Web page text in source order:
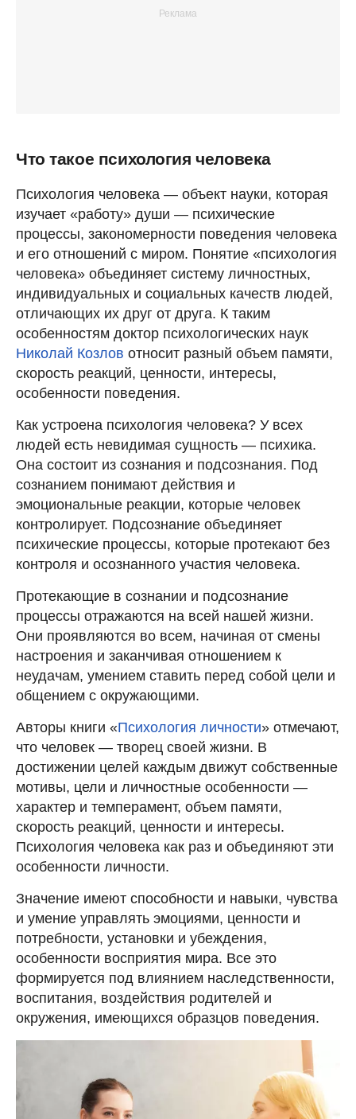
Что такое психология человека
Психология человека ― объект науки, которая
изучает «работу» души — психические
процессы, закономерности поведения человека
и его отношений с миром. Понятие «психология
человека» объединяет систему личностных,
индивидуальных и социальных качеств людей,
отличающих их друг от друга. К таким
особенностям доктор психологических наук
Николай Козлов относит разный объем памяти,
скорость реакций, ценности, интересы,
особенности поведения.
Как устроена психология человека? У всех
людей есть невидимая сущность — психика.
Она состоит из сознания и подсознания. Под
сознанием понимают действия и
эмоциональные реакции, которые человек
контролирует. Подсознание объединяет
психические процессы, которые протекают без
контроля и осознанного участия человека.
Протекающие в сознании и подсознание
процессы отражаются на всей нашей жизни.
Они проявляются во всем, начиная от смены
настроения и заканчивая отношением к
неудачам, умением ставить перед собой цели и
общением с окружающими.
Авторы книги «Психология личности» отмечают,
что человек — творец своей жизни. В
достижении целей каждым движут собственные
мотивы, цели и личностные особенности —
характер и темперамент, объем памяти,
скорость реакций, ценности и интересы.
Психология человека как раз и объединяют эти
особенности личности.
Значение имеют способности и навыки, чувства
и умение управлять эмоциями, ценности и
потребности, установки и убеждения,
особенности восприятия мира. Все это
формируется под влиянием наследственности,
воспитания, воздействия родителей и
окружения, имеющихся образцов поведения.